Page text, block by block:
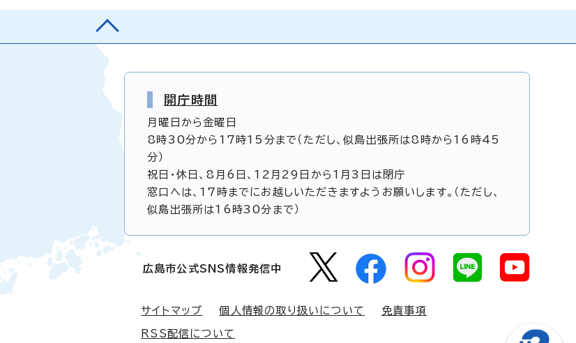
開庁時間
月曜日から金曜日
8時30分から17時15分まで（ただし、似島出張所は8時から16時45
分）
祝日・休日、8月6日、12月29日から1月3日は閉庁
窓口へは、17時までにお越しいただきますようお願いします。（ただし、
似島出張所は16時30分まで）
広島市公式SNS情報発信中
サイトマップ 個人情報の取り扱いについて 免責事項
RSS配信について